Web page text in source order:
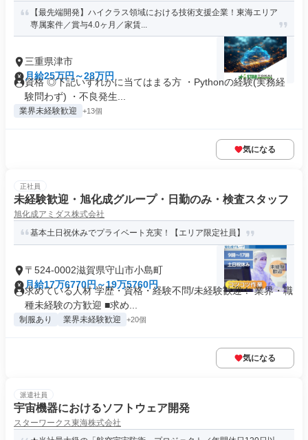
【最先端開発】ハイクラス領域における技術支援企業！東海エリア
専属案件／賞与4.0ヶ月／家賃...
三重県津市
月給25万円～28万円
資格 ◎下記いずれかに当てはまる方 ・Pythonの経験(実務経
験問わず) ・不良発生...
業界未経験歓迎 +13個
気になる
正社員
未経験歓迎・旭化成グループ・日勤のみ・検査スタッフ
旭化成アミダス株式会社
基本土日祝休みでプライベート充実！【エリア限定社員】
〒524-0002滋賀県守山市小島町
月給17万6770円～19万5760円
求めている人材 学歴・資格・経験不問/未経験歓迎！ 業界・職
種未経験の方歓迎 ■求め...
制服あり 業界未経験歓迎 +20個
気になる
派遣社員
宇宙機器におけるソフトウェア開発
スターワークス東海株式会社